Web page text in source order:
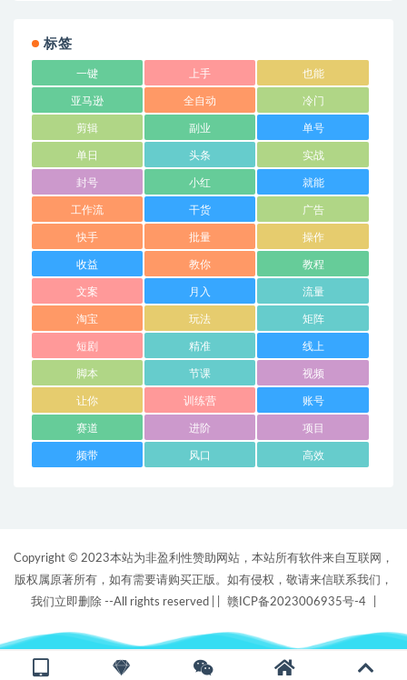
标签
一键 上手 也能
亚马逊 全自动 冷门
剪辑 副业 单号
单日 头条 实战
封号 小红 就能
工作流 干货 广告
快手 批量 操作
收益 教你 教程
文案 月入 流量
淘宝 玩法 矩阵
短剧 精准 线上
脚本 节课 视频
让你 训练营 账号
赛道 进阶 项目
频带 风口 高效
Copyright © 2023本站为非盈利性赞助网站，本站所有软件来自互联网，
版权属原著所有，如有需要请购买正版。如有侵权，敬请来信联系我们，
我们立即删除 --All rights reserved |
赣ICP备2023006935号-4